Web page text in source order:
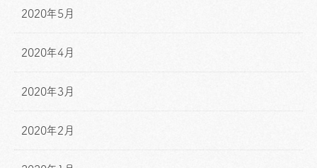
2020年5月
2020年4月
2020年3月
2020年2月